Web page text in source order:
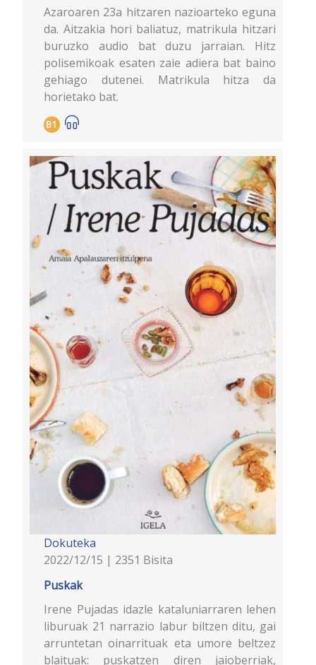
Azaroaren 23a hitzaren nazioarteko eguna
da. Aitzakia hori baliatuz, matrikula hitzari
buruzko audio bat duzu jarraian. Hitz
polisemikoak esaten zaie adiera bat baino
gehiago dutenei. Matrikula hitza da
horietako bat.
B1
Dokuteka
2022/12/15 | 2351 Bisita
Puskak
Irene Pujadas idazle kataluniarraren lehen
liburuak 21 narrazio labur biltzen ditu, gai
arruntetan oinarrituak eta umore beltzez
blaituak: puskatzen diren jaioberriak,